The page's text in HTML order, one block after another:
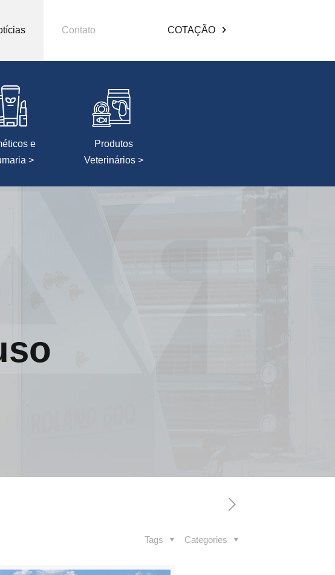
Contato COTAÇÃO
e
>
Produtos
Veterinários >
Categories
Tags